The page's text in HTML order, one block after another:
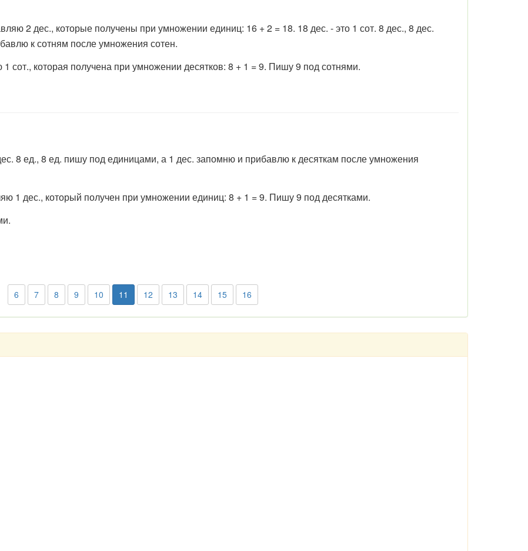
2 дес., которые получены при умножении единиц: 16 + 2 = 18. 18 дес. - это 1 сот. 8 дес., 8 дес.
к сотням после умножения сотен.
сот., которая получена при умножении десятков: 8 + 1 = 9. Пишу 9 под сотнями.
8 ед., 8 ед. пишу под единицами, а 1 дес. запомню и прибавлю к десяткам после умножения
1 дес., который получен при умножении единиц: 8 + 1 = 9. Пишу 9 под десятками.
6 7 8 9 10 11 12 13 14 15 16